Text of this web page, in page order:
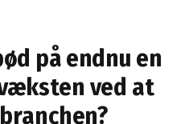
på endnu en
ved at